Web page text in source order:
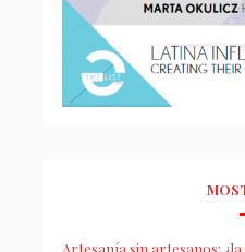
Artesanía sin artesanos: